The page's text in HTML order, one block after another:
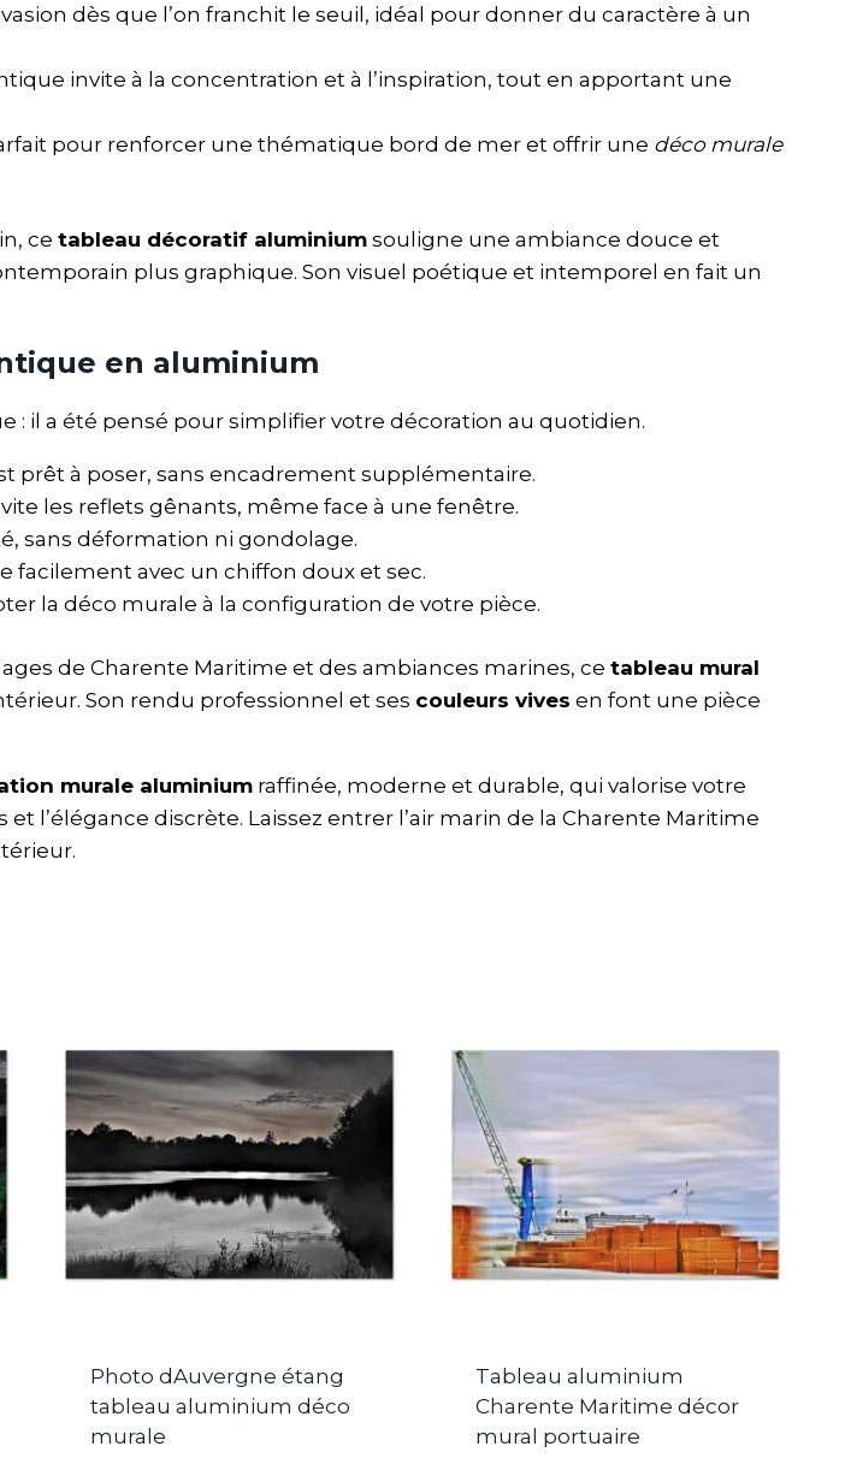
dès que l’on franchit le seuil, idéal pour donner du caractère à un
invite à la concentration et à l’inspiration, tout en apportant une
pour renforcer une thématique bord de mer et offrir une déco murale
ce tableau décoratif aluminium souligne une ambiance douce et
plus graphique. Son visuel poétique et intemporel en fait un
en aluminium
il a été pensé pour simplifier votre décoration au quotidien.
prêt à poser, sans encadrement supplémentaire.
les reflets gênants, même face à une fenêtre.
sans déformation ni gondolage.
facilement avec un chiffon doux et sec.
la déco murale à la configuration de votre pièce.
de Charente Maritime et des ambiances marines, ce tableau mural
Son rendu professionnel et ses couleurs vives en font une pièce
murale aluminium raffinée, moderne et durable, qui valorise votre
l’élégance discrète. Laissez entrer l’air marin de la Charente Maritime
Photo dAuvergne étang
tableau aluminium déco
murale
Tableau aluminium
Charente Maritime décor
mural portuaire